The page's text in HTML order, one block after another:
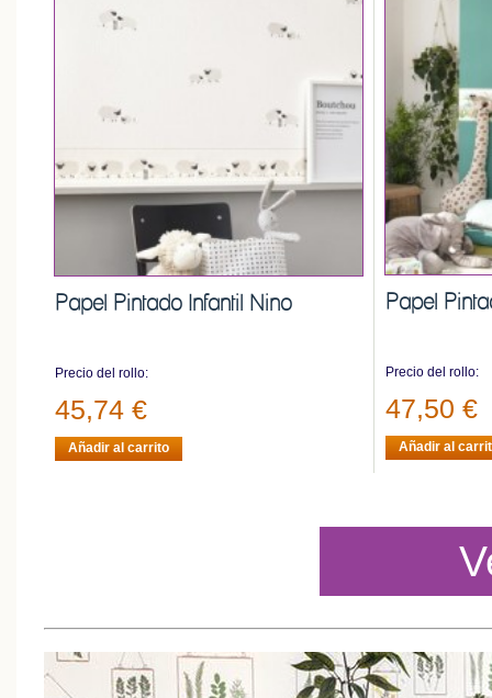
Papel Pintado Infantil Nino
Precio del rollo:
45,74 €
Añadir al carrito
Papel
Precio del rollo:
47,50 €
Añadir al